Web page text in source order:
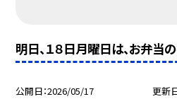
明日、１８日月曜日は、お弁当
公開日 2026/05/17 更新